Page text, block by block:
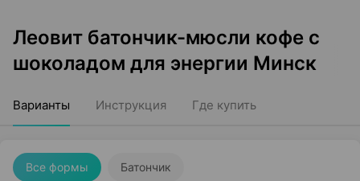
Леовит батончик-мюсли кофе с
шоколадом для энергии Минск
Варианты Инструкция Где купить
Все формы Батончик